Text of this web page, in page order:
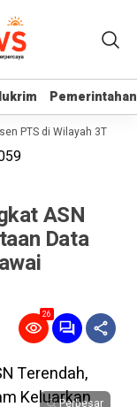
Pemerintahan
Pemerintahan
PTS di Wilayah 3T
ASN
Data
26
Perbesar